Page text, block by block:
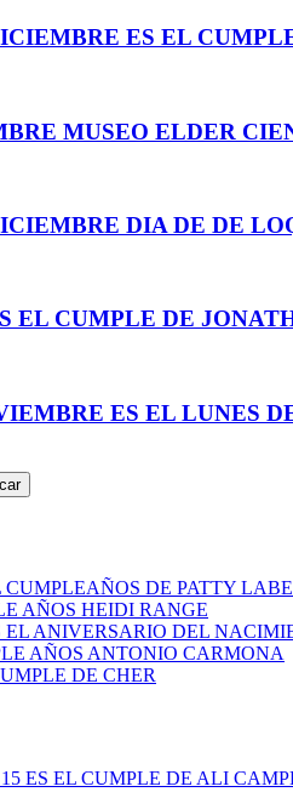
ES EL
MUSEO ELDER
DIA DE DE
EL CUMPLE DE
ES EL LUNES
CUMPLEAÑOS DE PATTY
AÑOS HEIDI RANGE
EL ANIVERSARIO DEL
AÑOS ANTONIO CARMONA
DE CHER
ES EL CUMPLE DE ALI